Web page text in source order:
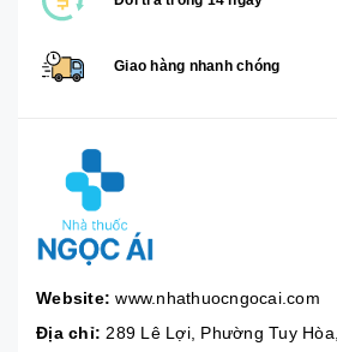
Giao hàng nhanh chóng
Website: www.nhathuocngocai.com
Địa chỉ: 289 Lê Lợi, Phường Tuy